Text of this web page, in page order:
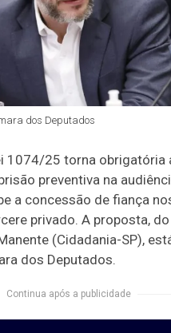
dos Deputados
1074/25 torna obrigatória
preventiva na
a concessão de fiança
privado. A proposta, do
(Cidadania-SP),
dos Deputados.
Continua após a publicidade